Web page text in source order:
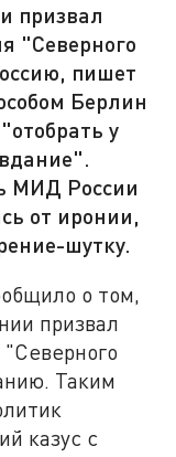
призвал
"Северного
пишет
Берлин
у
МИД России
от иронии,
шутку.
о том,
призвал
"Северного
Таким
казус с